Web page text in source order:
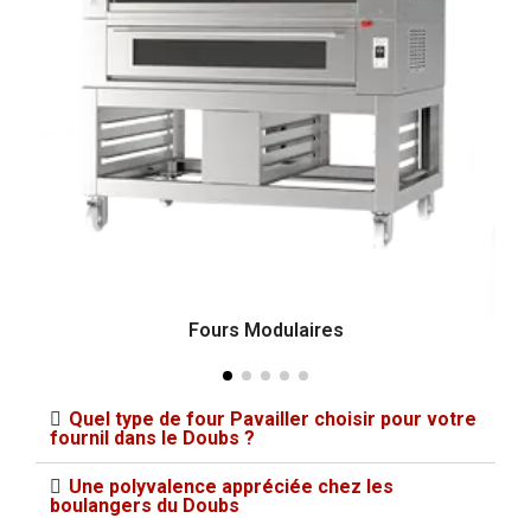
Fours Modulaires
Quel type de four Pavailler choisir pour votre
fournil dans le Doubs ?
Une polyvalence appréciée chez les
boulangers du Doubs